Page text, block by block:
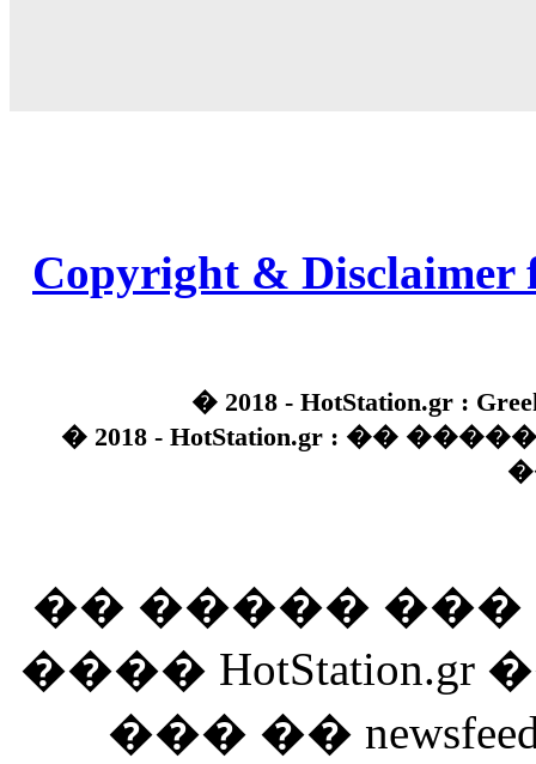
Copyright & Disclaimer
� 2018 - HotStation.gr :
� 2018 - HotStation.gr : ��
�� �����
����
��� ��